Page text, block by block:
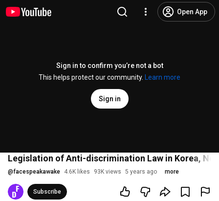
Open App
Sign in to confirm you’re not a bot
This helps protect our community.
Learn more
Sign in
Legislation of Anti-discrimination Law in Korea, No
@facespeakawake 4.6K likes 93K views 5 years ago more
Subscribe